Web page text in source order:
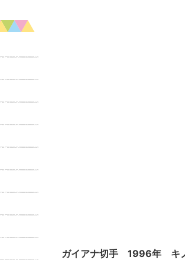
ガイアナ切手 1996年 キ